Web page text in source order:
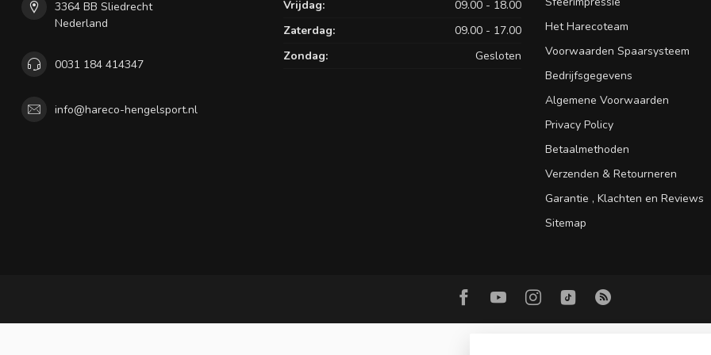
3364 BB Sliedrecht
Nederland
0031 184 414347
info@hareco-hengelsport.nl
Vrijdag:
09.00 - 18.00
Zaterdag:
09.00 - 17.00
Zondag:
Gesloten
Het Harecoteam
Voorwaarden Spaarsysteem
Bedrijfsgegevens
Algemene Voorwaarden
Privacy Policy
Betaalmethoden
Verzenden & Retourneren
Garantie , Klachten en Reviews
Sitemap